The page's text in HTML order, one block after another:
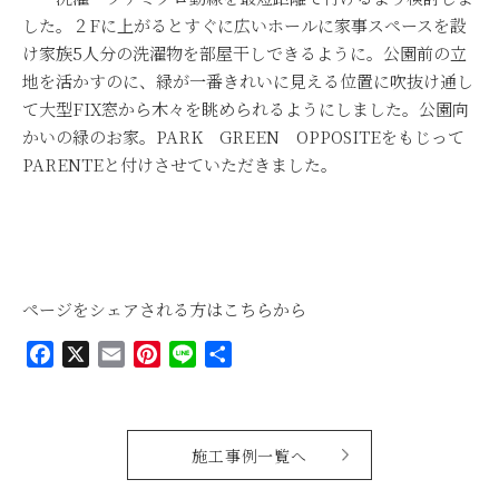
した。２ Fに上がるとすぐに広いホールに家事スペースを設
け家族5人分の洗濯物を部屋干しできるように。公園前の立
地を活かすのに、緑が一番きれいに見える位置に吹抜け通し
て大型FIX窓から木々を眺められるようにしました。公園向
かいの緑のお家。 PARK GREEN OPPOSITEをもじって
PARENTEと付けさせていただきました。
ページをシェアされる方はこちらから
Facebook EmailPinterest
Line
施工事例一覧へ